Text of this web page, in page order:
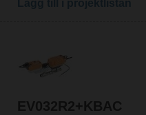
EV032R2+KBAC